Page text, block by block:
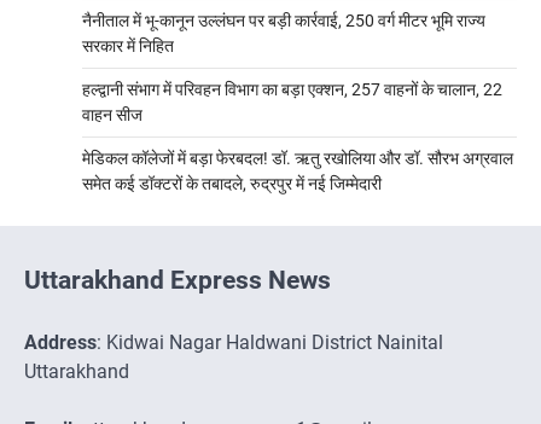
नैनीताल में भू-कानून उल्लंघन पर बड़ी कार्रवाई, 250 वर्ग मीटर भूमि राज्य
सरकार में निहित
हल्द्वानी संभाग में परिवहन विभाग का बड़ा एक्शन, 257 वाहनों के चालान, 22
वाहन सीज
मेडिकल कॉलेजों में बड़ा फेरबदल! डॉ. ऋतु रखोलिया और डॉ. सौरभ अग्रवाल
समेत कई डॉक्टरों के तबादले, रुद्रपुर में नई जिम्मेदारी
Uttarakhand Express News
Address: Kidwai Nagar Haldwani District Nainital
Uttarakhand